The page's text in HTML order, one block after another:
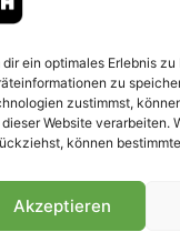
dir ein optimales Erlebnis
zu
zustimmst,
Website verarbeiten.
können
Akzeptieren